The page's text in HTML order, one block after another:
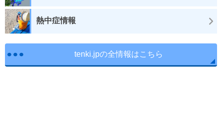
熱中症情報
tenki.jpの全情報はこちら